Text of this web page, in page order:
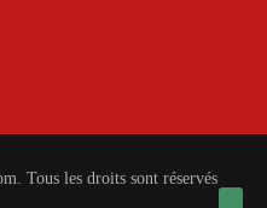
Tous les droits sont réservés